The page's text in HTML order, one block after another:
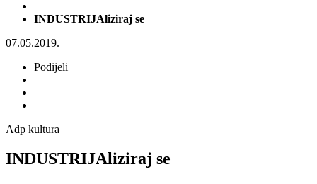
INDUSTRIJAliziraj se
07.05.2019.
Podijeli
Adp kultura
INDUSTRIJAliziraj se